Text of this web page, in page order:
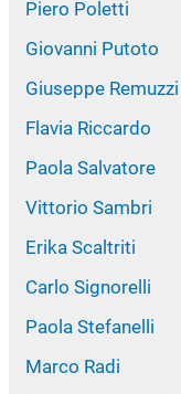
Piero Poletti
Giovanni Putoto
Giuseppe Remuzzi
Flavia Riccardo
Paola Salvatore
Vittorio Sambri
Erika Scaltriti
Carlo Signorelli
Paola Stefanelli
Marco Radi